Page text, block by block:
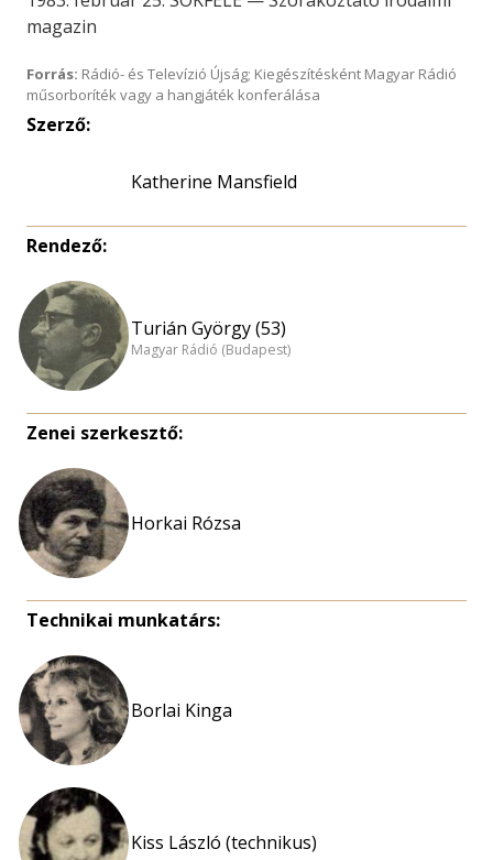
magazin
Forrás: Rádió- és Televízió Újság; Kiegészítésként Magyar Rádió
műsorboríték vagy a hangjáték konferálása
Szerző:
Katherine Mansfield
Rendező:
Turián György (53)
Magyar Rádió (Budapest)
Zenei szerkesztő:
Horkai Rózsa
Technikai munkatárs:
Borlai Kinga
Kiss László (technikus)